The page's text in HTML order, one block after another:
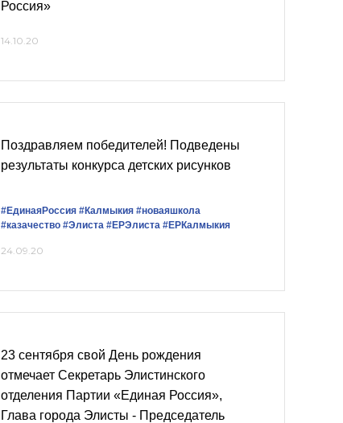
Россия»
14.10.20
Поздравляем победителей! Подведены
результаты конкурса детских рисунков
#ЕдинаяРоссия #Калмыкия #новаяшкола
#казачество #Элиста #ЕРЭлиста #ЕРКалмыкия
24.09.20
23 сентября свой День рождения
отмечает Секретарь Элистинского
отделения Партии «Единая Россия»,
Глава города Элисты - Председатель